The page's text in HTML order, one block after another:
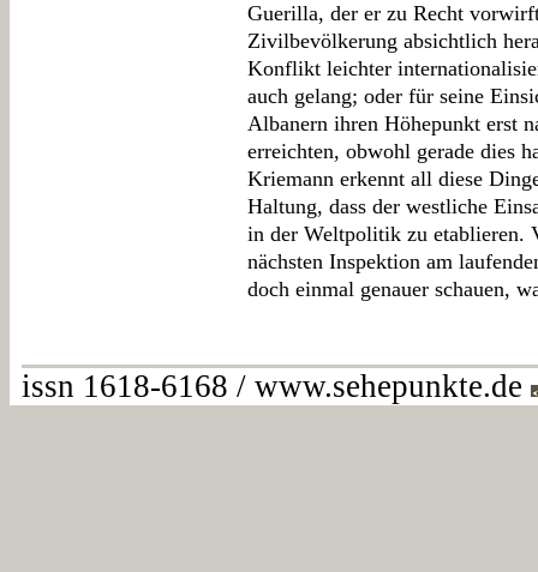
Guerilla, der er zu Recht
Zivilbevölkerung absichtlich
Konflikt leichter
auch gelang; oder für seine
Albanern ihren Höhepunkt erst
erreichten, obwohl gerade dies
Kriemann erkennt all diese
Haltung, dass der westliche
in der Weltpolitik zu etablieren.
nächsten Inspektion am
doch einmal genauer schauen,
issn 1618-6168 / www.sehepunkte.de